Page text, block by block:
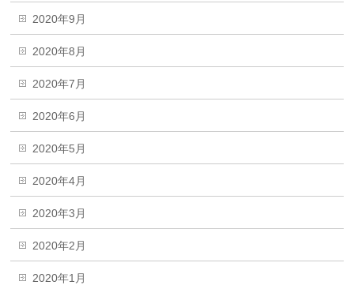
2020年9月
2020年8月
2020年7月
2020年6月
2020年5月
2020年4月
2020年3月
2020年2月
2020年1月